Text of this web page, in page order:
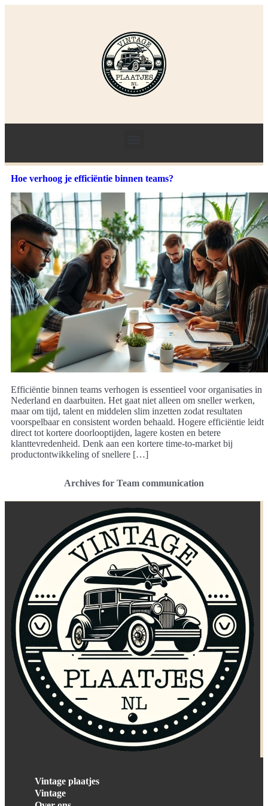
Hoe verhoog je efficiëntie binnen teams?
Efficiëntie binnen teams verhogen is essentieel voor organisaties in
Nederland en daarbuiten. Het gaat niet alleen om sneller werken,
maar om tijd, talent en middelen slim inzetten zodat resultaten
voorspelbaar en consistent worden behaald. Hogere efficiëntie leidt
direct tot kortere doorlooptijden, lagere kosten en betere
klanttevredenheid. Denk aan een kortere time-to-market bij
productontwikkeling of snellere […]
Archives for Team communication
Vintage plaatjes
Vintage